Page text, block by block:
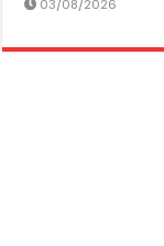
03/08/2026